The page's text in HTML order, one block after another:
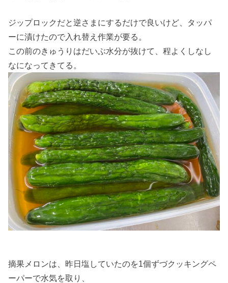
ジップロックだと逆さまにするだけで良いけど、タッパ
ーに漬けたので入れ替え作業が要る。
この前のきゅうりはだいぶ水分が抜けて、程よくしなし
なになってきてる。
摘果メロンは、昨日塩していたのを1個ずづクッキングペ
ーパーで水気を取り、